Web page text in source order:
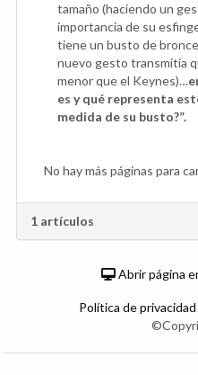
tamaño (haciendo un
importancia de su
tiene un busto de
nuevo gesto transmitía
menor que el Keynes)…
es y qué representa
medida de su busto?”.
No hay más páginas para
1 artículos
Abrir página
Política de